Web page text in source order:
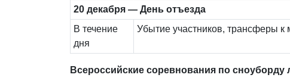
20 декабря — День отъезда
В течение
дня
Убытие участников, трансферы к
Всероссийские соревнования по